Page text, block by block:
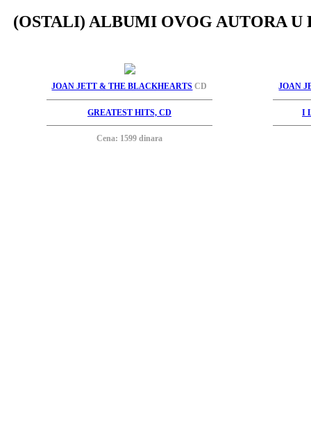
(OSTALI) ALBUMI OVOG AUTORA U
JOAN JETT & THE BLACKHEARTS CD
GREATEST HITS, CD
Cena: 1599 dinara
JOAN
I